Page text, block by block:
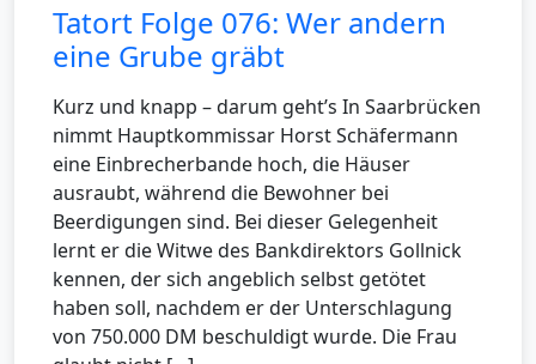
Tatort Folge 076: Wer andern
eine Grube gräbt
Kurz und knapp – darum geht’s In Saarbrücken
nimmt Hauptkommissar Horst Schäfermann
eine Einbrecherbande hoch, die Häuser
ausraubt, während die Bewohner bei
Beerdigungen sind. Bei dieser Gelegenheit
lernt er die Witwe des Bankdirektors Gollnick
kennen, der sich angeblich selbst getötet
haben soll, nachdem er der Unterschlagung
von 750.000 DM beschuldigt wurde. Die Frau